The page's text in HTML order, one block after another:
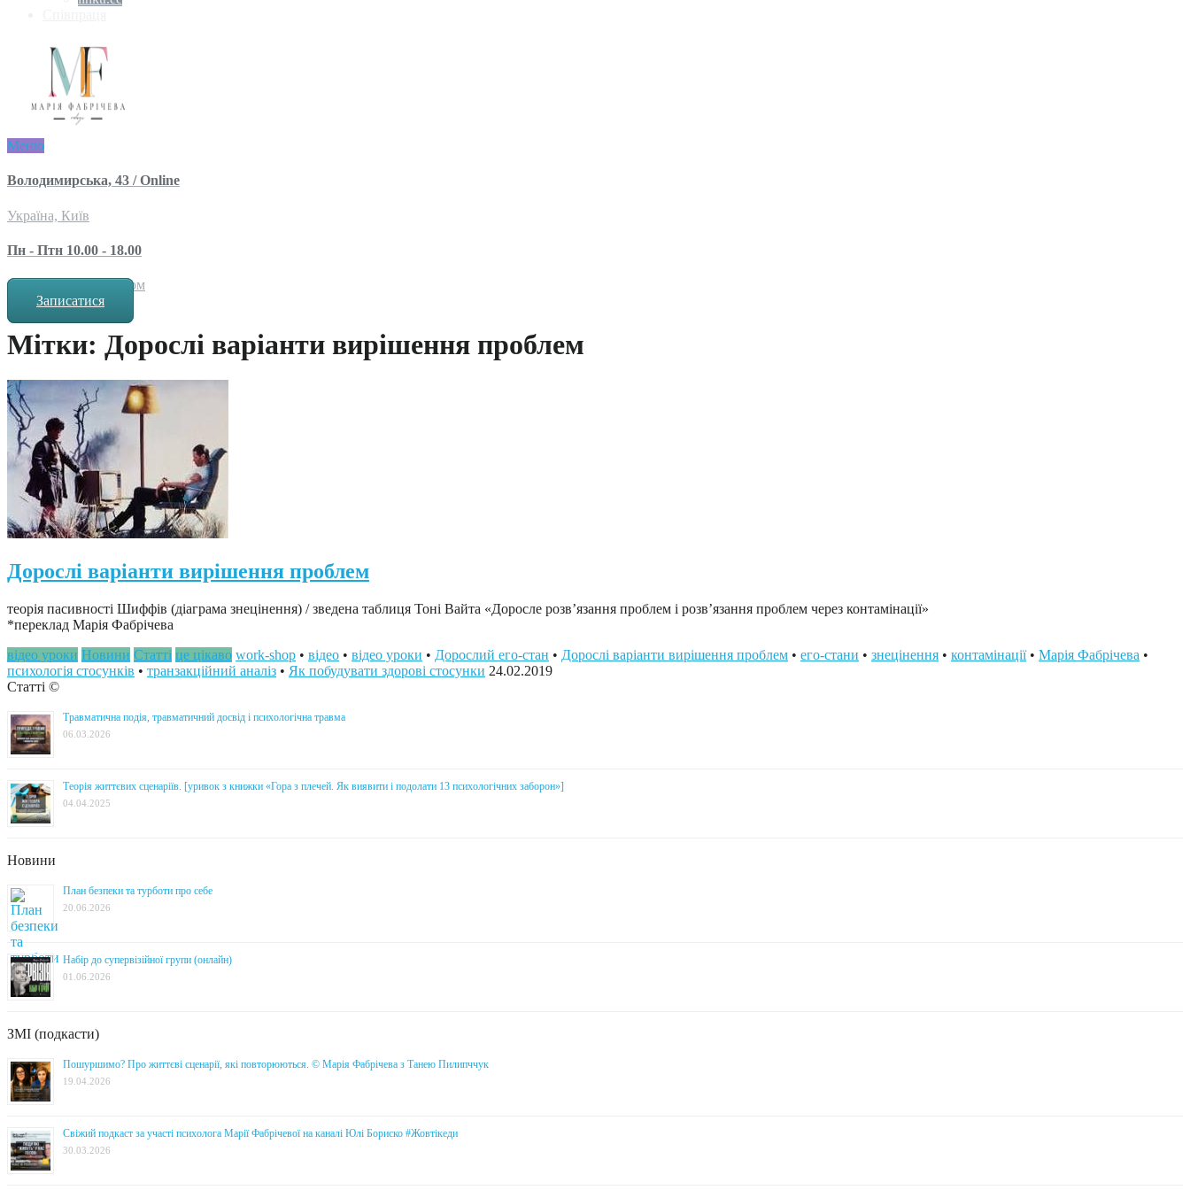
Меню
Володимирська, 43 / Online
Україна, Київ
Пн - Птн 10.00 - 18.00
за попереднім записом
Записатися
Мітки: Дорослі варіанти вирішення проблем
Дорослі варіанти вирішення проблем
теорія пасивності Шиффів (діаграма знецінення) / зведена таблиця Тоні Вайта «Доросле розв’язання проблем і розв’язання проблем через контамінації»
*переклад Марія Фабрічева
відео уроки Новини Статті це цікаво work-shop • відео • відео уроки • Дорослий его-стан • Дорослі варіанти вирішення проблем • его-стани • знецінення • контамінації• Марія Фабрічева •
психологія стосунків • транзакційний аналіз • Як побудувати здорові стосунки 24.02.2019
Статті ©
Травматична подія, травматичний досвід і психологічна травма
06.03.2026
Теорія життєвих сценаріїв. [уривок з книжки «Гора з плечей. Як виявити і подолати 13 психологічних заборон»]
04.04.2025
Новини
План безпеки та турботи про себе
20.06.2026
Набір до супервізійної групи (онлайн)
01.06.2026
ЗМІ (подкасти)
Пошуршимо? Про життєві сценарії, які повторюються. © Марія Фабрічева з Танею Пилипччук
19.04.2026
Свіжий подкаст за участі психолога Марії Фабрічевої на каналі Юлі Бориско #Жовтікеди
30.03.2026